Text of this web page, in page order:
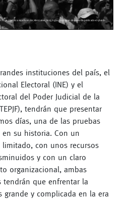
instituciones del país, el
Electoral (INE) y el
del Poder Judicial de la
tendrán que presentar
días, una de las pruebas
en su historia. Con un
limitado, con unos recursos
y con un claro
organizacional, ambas
tendrán que enfrentar la
grande y complicada en la era